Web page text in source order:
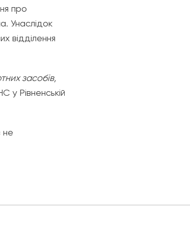
про
Унаслідок
відділення
засобів,
у Рівненській
не